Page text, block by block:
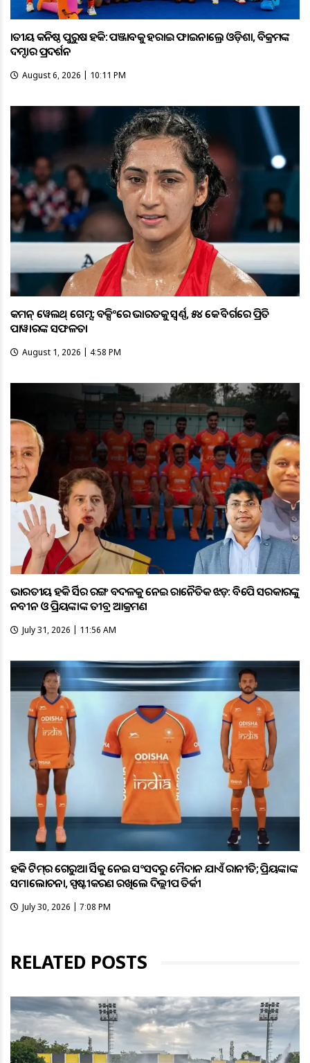
ଜାତୀୟ କନିଷ୍ଠ ପୁରୁଷ ହକି: ପଞ୍ଜାବକୁ ହରାଇ ଫାଇନାଲ୍ରେ ଓଡ଼ିଶା, ବିକ୍ରମଙ୍କ
ଦମ୍ଦାର ପ୍ରଦର୍ଶନ
August 6, 2026 | 10:11 PM
କମନ୍ ୱେଲଥ୍ ଗେମ୍ସ: ବକ୍ସିଂରେ ଭାରତକୁ ସ୍ବର୍ଣ୍ଣ, ୫୪ କେଜି ବର୍ଗରେ ପ୍ରିତି
ପାୱାରଙ୍କ ସଫଳତା
August 1, 2026 | 4:58 PM
ଭାରତୀୟ ହକି ଜର୍ସିର ରଙ୍ଗ ବଦଳକୁ ନେଇ ରାଜନୈତିକ ଝଡ଼: ବିଜେପି ସରକାରଙ୍କୁ
ନବୀନ ଓ ପ୍ରିୟଙ୍କାଙ୍କ ତୀବ୍ର ଆକ୍ରମଣ
July 31, 2026 | 11:56 AM
ହକି ଟିମ୍‌ର ଗେରୁଆ ଜର୍ସିକୁ ନେଇ ସଂସଦରୁ ମୈଦାନ ଯାଏଁ ରାଜନୀତି; ପ୍ରିୟଙ୍କାଙ୍କ
ସମାଲୋଚନା, ସ୍ପଷ୍ଟୀକରଣ ରଖିଲେ ଦିଲ୍ଲୀପ ତିର୍କୀ
July 30, 2026 | 7:08 PM
RELATED POSTS